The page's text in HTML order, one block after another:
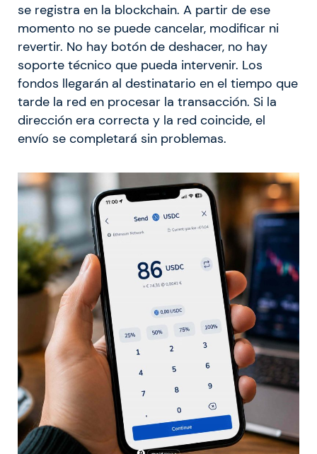
se registra en la blockchain. A partir de ese
momento no se puede cancelar, modificar ni
revertir. No hay botón de deshacer, no hay
soporte técnico que pueda intervenir. Los
fondos llegarán al destinatario en el tiempo que
tarde la red en procesar la transacción. Si la
dirección era correcta y la red coincide, el
envío se completará sin problemas.